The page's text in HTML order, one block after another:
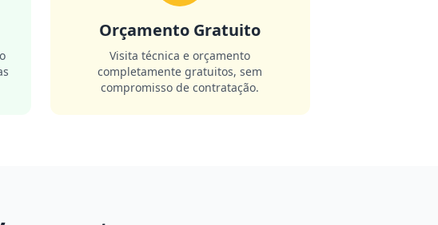
Orçamento Gratuito
Visita técnica e orçamento
completamente gratuitos, sem
compromisso de contratação.